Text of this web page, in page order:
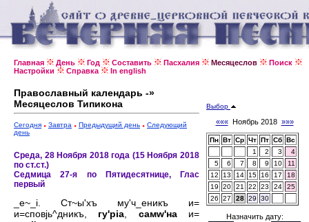
Главная День Год Составить Пасхалия Месяцеслов
Поиск
Настройки
Справка In english
Православный календарь -»
Месяцеслов Типикона
Сегодня Завтра Предыдущий день
Следующий
день
Среда, 28 Ноября 2018 года (15 Ноября 2018
по ст.ст.)
Седмица 27-я по Пятидесятнице, Глас
первый
_е~_i. Ст~ы'хъ му'ч_еникъ и=
и=сповjь^дникъ, гу'рiа самw'наи=
Выбор
«««Ноябрь 2018 »»»
Пн Вт Ср Чт Пт Сб Вс
1
2 3
4
5
6 7 8 9 10
11
12
13 14 15 16 17
18
19
20 21 22 23 24
25
26
27 28 29 30
Назначить дату: